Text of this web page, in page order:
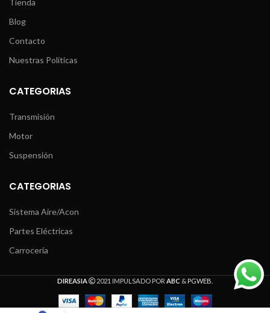
Tienda
Blog
Contacto
Nuestras Políticas
CATEGORIAS
Transmisión
Motor
Suspensión
CATEGORIAS
Sistema Aire/Acon
Partes Eléctricas
Carrocería
DIREASIA 2021 IMPULSADO POR ABC &PGWEB